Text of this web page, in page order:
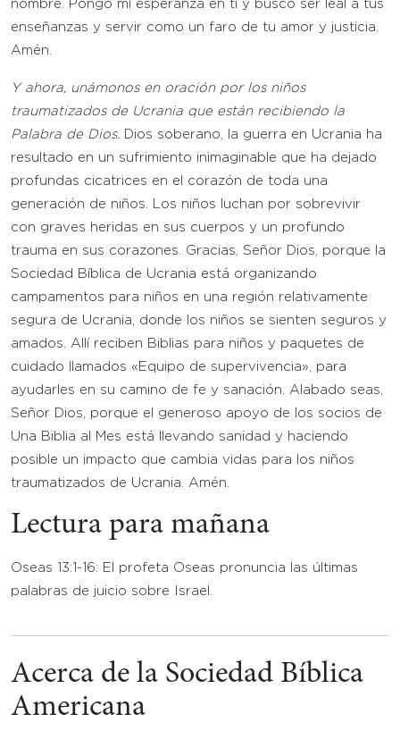
nombre. Pongo mi esperanza en ti y busco ser leal a tus
enseñanzas y servir como un faro de tu amor y justicia.
Amén.
Y ahora, unámonos en oración por los niños
traumatizados de Ucrania que están recibiendo la
Palabra de Dios.
Dios soberano, la guerra en Ucrania ha
resultado en un sufrimiento inimaginable que ha dejado
profundas cicatrices en el corazón de toda una
generación de niños. Los niños luchan por sobrevivir
con graves heridas en sus cuerpos y un profundo
trauma en sus corazones. Gracias, Señor Dios, porque la
Sociedad Bíblica de Ucrania está organizando
campamentos para niños en una región relativamente
segura de Ucrania, donde los niños se sienten seguros y
amados. Allí reciben Biblias para niños y paquetes de
cuidado llamados «Equipo de supervivencia», para
ayudarles en su camino de fe y sanación. Alabado seas,
Señor Dios, porque el generoso apoyo de los socios de
Una Biblia al Mes está llevando sanidad y haciendo
posible un impacto que cambia vidas para los niños
traumatizados de Ucrania. Amén.
Lectura para mañana
Oseas 13:1-16: El profeta Oseas pronuncia las últimas
palabras de juicio sobre Israel.
Acerca de la Sociedad Bíblica
Americana